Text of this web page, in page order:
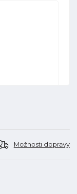
Možnosti dopravy